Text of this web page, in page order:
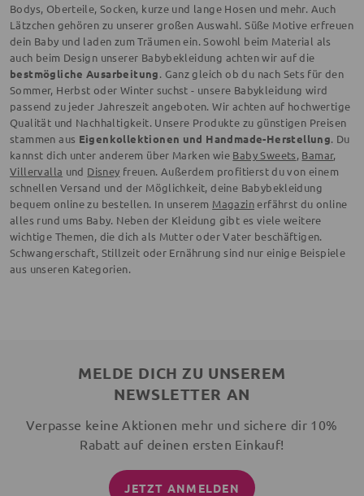
Bodys, Oberteile, Socken, kurze und lange Hosen und mehr. Auch
Lätzchen gehören zu unserer großen Auswahl. Süße Motive erfreuen
dein Baby und laden zum Träumen ein. Sowohl beim Material als
auch beim Design unserer Babybekleidung achten wir auf die
bestmögliche Ausarbeitung. Ganz gleich ob du nach Sets für den
Sommer, Herbst oder Winter suchst - unsere Babykleidung wird
passend zu jeder Jahreszeit angeboten. Wir achten auf hochwertige
Qualität und Nachhaltigkeit. Unsere Produkte zu günstigen Preisen
stammen aus Eigenkollektionen und Handmade-Herstellung. Du
kannst dich unter anderem über Marken wie Baby Sweets, Bamar,
Villervalla und Disney freuen. Außerdem profitierst du von einem
schnellen Versand und der Möglichkeit, deine Babybekleidung
bequem online zu bestellen. In unserem Magazinerfährst du online
alles rund ums Baby. Neben der Kleidung gibt es viele weitere
wichtige Themen, die dich als Mutter oder Vater beschäftigen.
Schwangerschaft, Stillzeit oder Ernährung sind nur einige Beispiele
aus unseren Kategorien.
MELDE DICH ZU UNSEREM
NEWSLETTER AN
Verpasse keine Aktionen mehr und sichere dir 10%
Rabatt auf deinen ersten Einkauf!
JETZT ANMELDEN